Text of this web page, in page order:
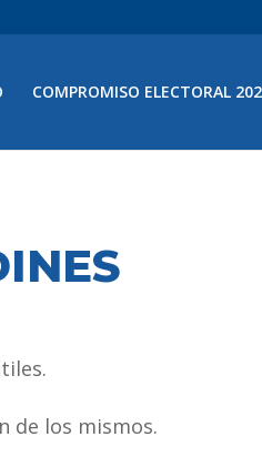
COMPROMISO ELECTORAL
de los mismos.